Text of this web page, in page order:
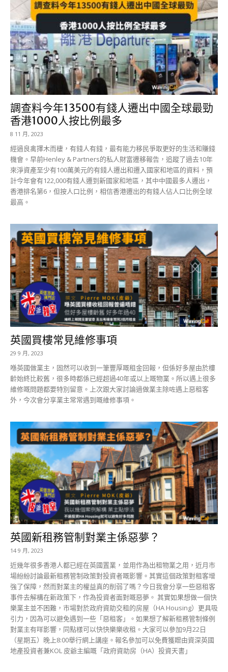
調查料今年13500有錢人遷出中國全球最勁
香港1000人按比例最多
8 11 月, 2023
經過良禽擇木而棲，有錢人有錢，最有能力移民爭取更好的生活和賺錢
機會。早前Henley & Partners的私人財富遷移報告，追蹤了過去10年
來淨資產至少有100萬美元的有錢人遷出和遷入國家和地區的資料，預
計今年會有122,000有錢人遷到新國家和地區，其中中國最多人遷出，
香港排名第6，但按人口比例，相信香港遷出的有錢人佔人口比例全球
最高。
英國買樓常見維修事項
29 9 月, 2023
喺英國做業主，固然可以收到一筆豐厚嘅租金回報，但係好多屋由於樓
齡始終比較舊，很多時都係已經超過40年或以上嘅物業。所以遇上很多
維修嘅問題都要特別留意。上次跟大家討論過做業主除咗遇上惡租客
外，今次會分享業主常常遇到嘅維修事項。
英國新租務管制對業主係惡夢？
14 9 月, 2023
近幾年很多香港人都已經在英國置業，並用作為出租物業之用，近月市
場紛紛討論最新租務管制政策對投資者嘅影響。其實這個政策對租客增
強了保障，然而對業主的權益真的削弱了嗎？今日我會分享一些惡租客
事件去解構在新政策下，作為投資者面對嘅惡夢。 其實如果想做一個快
樂業主並不困難，市場對於政府資助交租的房屋（HA Housing）更具吸
引力，因為可以避免遇到一些「惡租客」。如果想了解新租務管制條例
對業主有咩影響，同點樣可以快快樂樂收租。大家可以參加9月22日
（星期五）晚上8:00舉行網上講座。報名參加可以免費獲贈由資深英國
地產投資者兼KOL 皮爺主編嘅「政府資助房（HA）投資天書」